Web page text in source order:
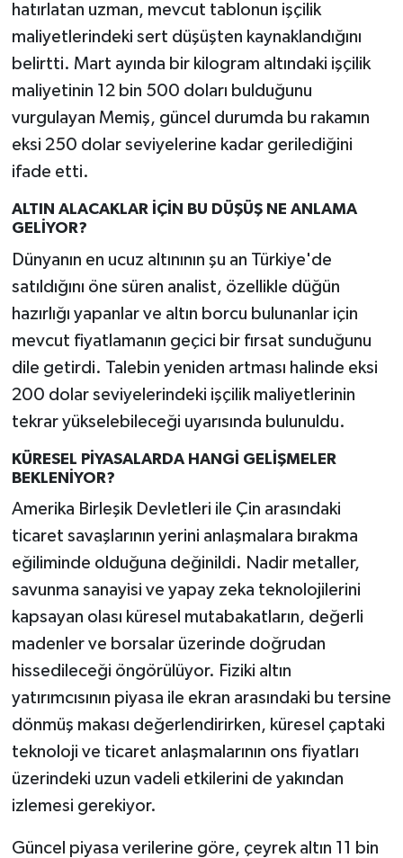
hatırlatan uzman, mevcut tablonun işçilik
maliyetlerindeki sert düşüşten kaynaklandığını
belirtti. Mart ayında bir kilogram altındaki işçilik
maliyetinin 12 bin 500 doları bulduğunu
vurgulayan Memiş, güncel durumda bu rakamın
eksi 250 dolar seviyelerine kadar gerilediğini
ifade etti.
ALTIN ALACAKLAR İÇİN BU DÜŞÜŞ NE ANLAMA
GELİYOR?
Dünyanın en ucuz altınının şu an Türkiye'de
satıldığını öne süren analist, özellikle düğün
hazırlığı yapanlar ve altın borcu bulunanlar için
mevcut fiyatlamanın geçici bir fırsat sunduğunu
dile getirdi. Talebin yeniden artması halinde eksi
200 dolar seviyelerindeki işçilik maliyetlerinin
tekrar yükselebileceği uyarısında bulunuldu.
KÜRESEL PİYASALARDA HANGİ GELİŞMELER
BEKLENİYOR?
Amerika Birleşik Devletleri ile Çin arasındaki
ticaret savaşlarının yerini anlaşmalara bırakma
eğiliminde olduğuna değinildi. Nadir metaller,
savunma sanayisi ve yapay zeka teknolojilerini
kapsayan olası küresel mutabakatların, değerli
madenler ve borsalar üzerinde doğrudan
hissedileceği öngörülüyor. Fiziki altın
yatırımcısının piyasa ile ekran arasındaki bu tersine
dönmüş makası değerlendirirken, küresel çaptaki
teknoloji ve ticaret anlaşmalarının ons fiyatları
üzerindeki uzun vadeli etkilerini de yakından
izlemesi gerekiyor.
Güncel piyasa verilerine göre, çeyrek altın 11 bin